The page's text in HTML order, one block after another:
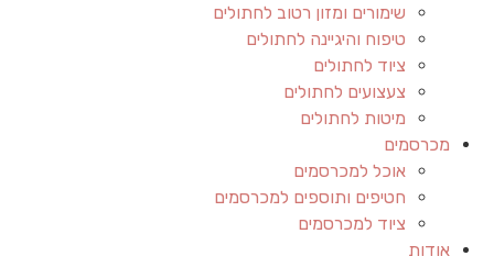
שימורים ומזון רטוב לחתולים
טיפוח והיגיינה לחתולים
ציוד לחתולים
צעצועים לחתולים
מיטות לחתולים
מכרסמים
אוכל למכרסמים
חטיפים ותוספים למכרסמים
ציוד למכרסמים
אודות